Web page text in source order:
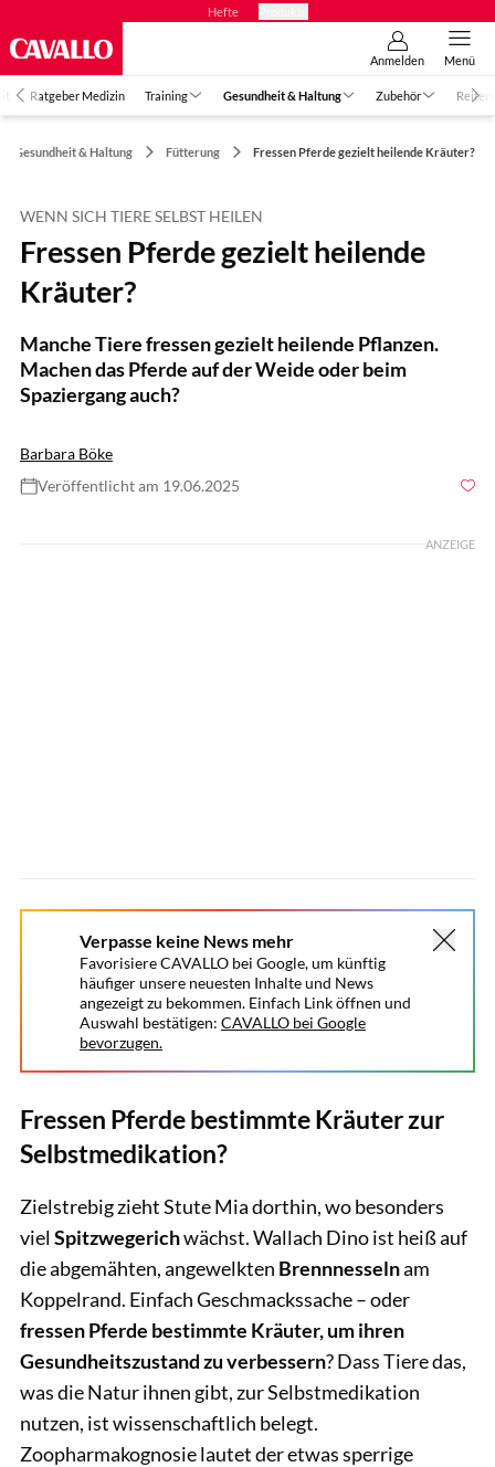
Hefte
Anmelden Menü
Ratgeber Medizin Training Gesundheit & Haltung Zubehör
Gesundheit & Haltung Fütterung Fressen Pferde gezielt heilende Kräuter?
WENN SICH TIERE SELBST HEILEN
Fressen Pferde gezielt heilende
Kräuter?
Manche Tiere fressen gezielt heilende Pflanzen.
Machen das Pferde auf der Weide oder beim
Spaziergang auch?
Barbara Böke
Veröffentlicht am 19.06.2025
ANZEIGE
Verpasse keine News mehr
Favorisiere CAVALLO bei Google, um künftig
häufiger unsere neuesten Inhalte und News
angezeigt zu bekommen. Einfach Link öffnen und
Auswahl bestätigen: CAVALLO bei Google
bevorzugen.
Fressen Pferde bestimmte Kräuter zur
Selbstmedikation?
Zielstrebig zieht Stute Mia dorthin, wo besonders
vielSpitzwegerichwächst. Wallach Dino ist heiß auf
die abgemähten, angewelkten Brennnesselnam
Koppelrand. Einfach Geschmackssache – oder
fressen Pferde bestimmte Kräuter, um ihren
Gesundheitszustand zu verbessern? Dass Tiere das,
was die Natur ihnen gibt, zur Selbstmedikation
nutzen, ist wissenschaftlich belegt.
Zoopharmakognosie lautet der etwas sperrige